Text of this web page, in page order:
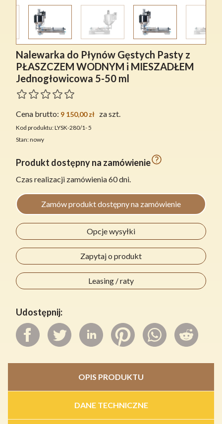
Nalewarka do Płynów Gęstych Pasty z
PŁASZCZEM WODNYM i MIESZADŁEM
Jednogłowicowa 5-50 ml
Cena brutto: 9 150,00 zł za szt.
Kod produktu: LYSK-280/1- 5
Stan: nowy
Produkt dostępny na zamówienie
Czas realizacji zamówienia 60 dni.
Zamów produkt dostępny na zamówienie
Opcje wysyłki
Zapytaj o produkt
Leasing / raty
Udostępnij:
OPIS PRODUKTU
DANE TECHNICZNE